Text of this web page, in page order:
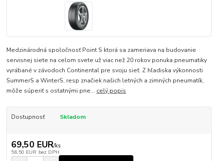
Medzinárodná spoločnosť Point S ktorá sa zameriava na budovanie
servisnej siete na celom svete už viac než 20 rokov ponuka pneumatiky
vyrábané v závodoch Continental pre svoju sieť. Z hľadiska výkonnosti
SummerS a WinterS, resp značiek našich letných a zimných pneumatík,
môže súperiť s ostatnými pne... celý popis
Dostupnosť Skladom
69,50 EUR/ks
56,50 EUR bez DPH